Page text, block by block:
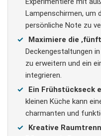
Lampenschirmen, um
persönliche Note zu
Maximiere die
Deckengestaltungen
zu erweitern und ein
integrieren.
Ein Frühstückseck
kleinen Küche kann
charmanten und
Kreative